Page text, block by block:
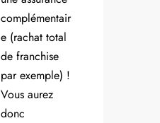
complémentair
e (rachat total
de franchise
par exemple) !
Vous aurez
donc